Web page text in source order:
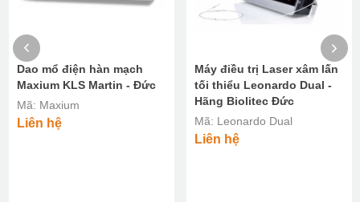
Dao mổ điện hàn mạch
Maxium KLS Martin - Đức
Mã: Maxium
Liên hệ
Máy điều trị Laser xâm lấn
tối thiểu Leonardo Dual -
Hãng Biolitec Đức
Mã: Leonardo Dual
Liên hệ